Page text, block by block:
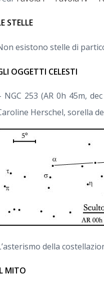
STELLE
esistono stelle di
OGGETTI CELESTI
NGC 253 (AR 0h 45m,
Herschel, sorella
della
MITO